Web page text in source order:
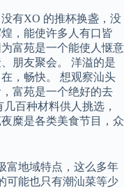
有XO 的推杯换盏，没
，能使许多人有口皆
富苑是一个能使人惬意
朋友聚会。 洋溢的是
，畅快。 想观察汕头
富苑是一个绝好的去
百种材料供人挑选，
糜是各类美食节目，众
富地域特点，这么多年
可能也只有潮汕菜等少